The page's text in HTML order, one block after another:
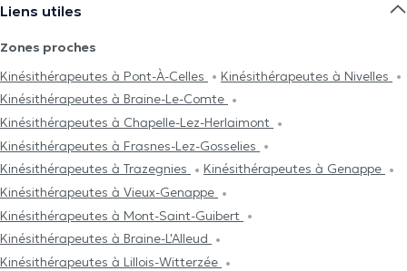
Liens utiles
Zones proches
Kinésithérapeutes à Pont-À-Celles
Kinésithérapeutes à Nivelles
Kinésithérapeutes à Braine-Le-Comte
Kinésithérapeutes à Chapelle-Lez-Herlaimont
Kinésithérapeutes à Frasnes-Lez-Gosselies
Kinésithérapeutes à Trazegnies
Kinésithérapeutes à Genappe
Kinésithérapeutes à Vieux-Genappe
Kinésithérapeutes à Mont-Saint-Guibert
Kinésithérapeutes à Braine-L'Alleud
Kinésithérapeutes à Lillois-Witterzée